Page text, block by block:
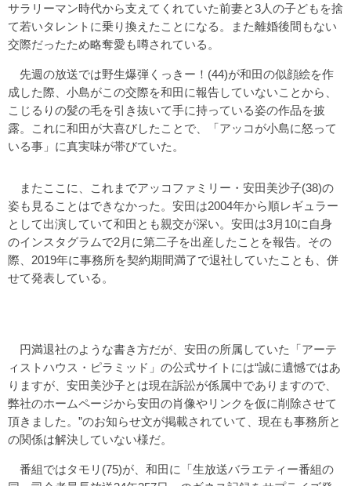
サラリーマン時代から支えてくれていた前妻と3人の子どもを捨
て若いタレントに乗り換えたことになる。また離婚後間もない
交際だったため略奪愛も噂されている。
先週の放送では野生爆弾くっきー！(44)が和田の似顔絵を作
成した際、小島がこの交際を和田に報告していないことから、
こじるりの髪の毛を引き抜いて手に持っている姿の作品を披
露。これに和田が大喜びしたことで、「アッコが小島に怒って
いる事」に真実味が帯びていた。
またここに、これまでアッコファミリー・安田美沙子(38)の
姿も見ることはできなかった。安田は2004年から順レギュラー
として出演していて和田とも親交が深い。安田は3月10に自身
のインスタグラムで2月に第二子を出産したことを報告。その
際、2019年に事務所を契約期間満了で退社していたことも、併
せて発表している。
円満退社のような書き方だが、安田の所属していた「アーテ
ィストハウス・ピラミッド」の公式サイトには“誠に遺憾ではあ
りますが、安田美沙子とは現在訴訟が係属中でありますので、
弊社のホームページから安田の肖像やリンクを仮に削除させて
頂きました。”のお知らせ文が掲載されていて、現在も事務所と
の関係は解決していない様だ。
番組ではタモリ(75)が、和田に「生放送バラエティー番組の